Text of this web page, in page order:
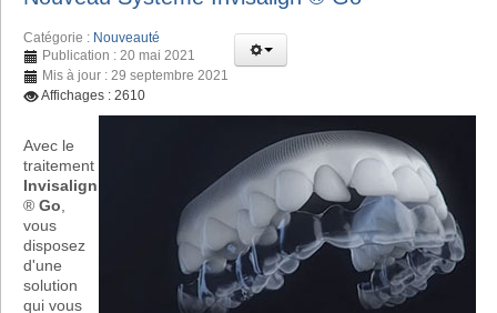
Catégorie : Nouveauté
Publication : 20 mai 2021
Mis à jour : 29 septembre 2021
Affichages : 2610
Avec le
traitement
Invisalign
® Go
vous
disposez
d'une
solution
qui vous